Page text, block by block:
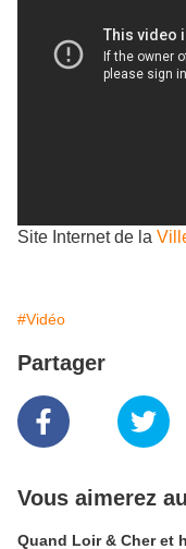
Site Internet de la
#Vidéo
Partager
Vous aimerez
Quand Loir & Cher et